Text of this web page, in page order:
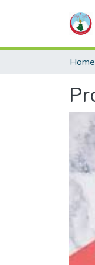
Home